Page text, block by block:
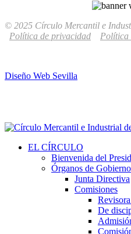
© 2025 Círculo Mercantil e
Política de privacidad
Política
Diseño Web Sevilla
EL CÍRCULO
Bienvenida del
Órganos de Gobierno
Junta Directiva
Comisiones
De